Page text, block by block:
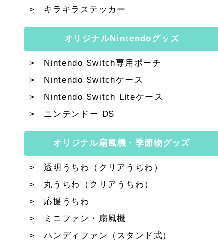
キラキラステッカー
オリジナルNintendoグッズ
Nintendo Switch専用ポーチ
Nintendo Switchケース
Nintendo Switch Liteケース
ニンテンドー DS
オリジナル扇風機・季節物グッズ
透明うちわ（クリアうちわ）
丸うちわ（クリアうちわ）
応援うちわ
ミニファン・扇風機
ハンディファン（スタンド式）